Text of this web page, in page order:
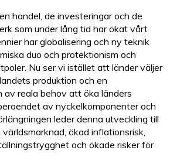
handel, de investeringar och de
som under lång tid har ökat vårt
har globalisering och ny teknik
duo och protektionism och
Nu ser vi istället att länder väljer
produktion och en
av reala behov att öka länders
av nyckelkomponenter och
leder denna utveckling till
ökad inflationsrisk,
och ökade risker för